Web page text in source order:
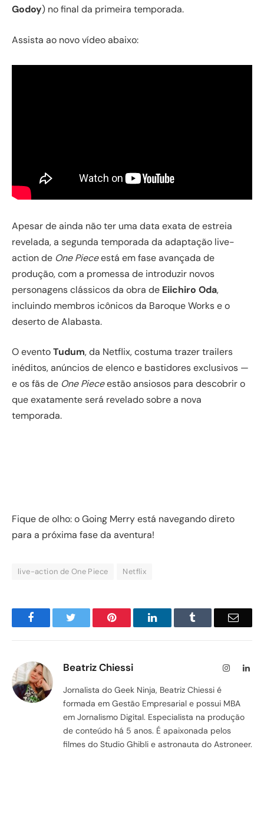
Godoy) no final da primeira temporada.
Assista ao novo vídeo abaixo:
Apesar de ainda não ter uma data exata de estreia
revelada, a segunda temporada da adaptação live-
action de One Pieceestá em fase avançada de
produção, com a promessa de introduzir novos
personagens clássicos da obra de Eiichiro Oda,
incluindo membros icônicos da Baroque Works e o
deserto de Alabasta.
O eventoTudum, da Netflix, costuma trazer trailers
inéditos, anúncios de elenco e bastidores exclusivos —
e os fãs de One Pieceestão ansiosos para descobrir o
que exatamente será revelado sobre a nova
temporada.
Fique de olho: o Going Merry está navegando direto
para a próxima fase da aventura!
live-action de One Piece Netflix
Facebook Pinterest LinkedIn Email
Beatriz Chiessi Instagram
Jornalista do Geek Ninja, Beatriz Chiessi é
formada em Gestão Empresarial e possui MBA
em Jornalismo Digital. Especialista na produção
de conteúdo há 5 anos. É apaixonada pelos
filmes do Studio Ghibli e astronauta do Astroneer.